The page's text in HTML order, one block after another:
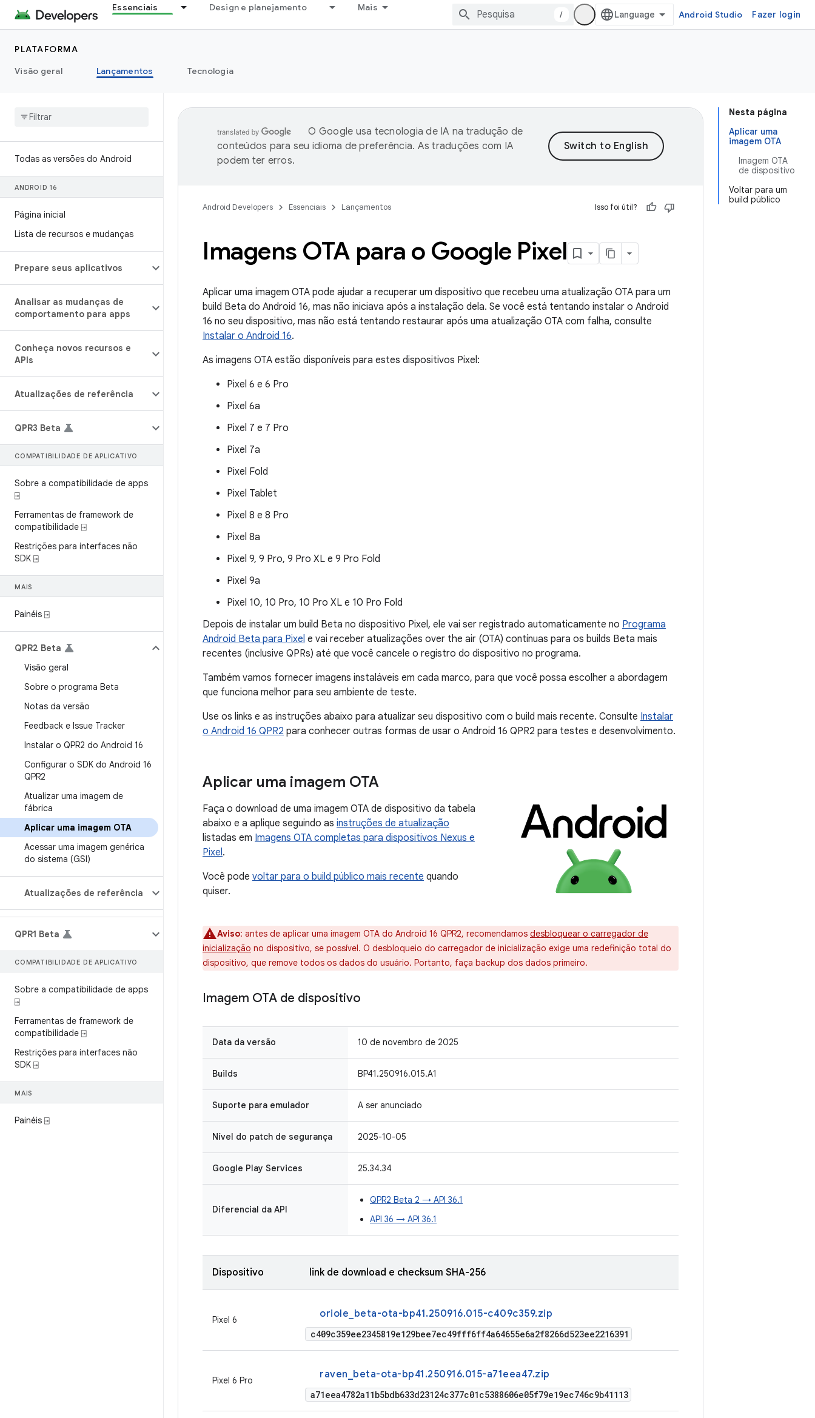
Essenciais Design e planejamento Mais
/ Android Studio Fazer login
PLATAFORMA
Visão geral
Lançamentos Tecnologia
Todas as versões do Android
ANDROID 16
Página inicial
Lista de recursos e mudanças
Prepare seus aplicativos
Analisar as mudanças de
comportamento para apps
Conheça novos recursos e
APIs
Atualizações de referência
QPR3 Beta
COMPATIBILIDADE DE APLICATIVO
Sobre a compatibilidade de apps
⍈
Ferramentas de framework de
compatibilidade ⍈
Restrições para interfaces não
SDK ⍈
MAIS
Painéis ⍈
QPR2 Beta
Visão geral
Sobre o programa Beta
Notas da versão
Feedback e Issue Tracker
Instalar o QPR2 do Android 16
Configurar o SDK do Android 16
QPR2
Atualizar uma imagem de
fábrica
Aplicar uma imagem OTA
Acessar uma imagem genérica
do sistema (GSI)
Atualizações de referência
QPR1 Beta
COMPATIBILIDADE DE APLICATIVO
Sobre a compatibilidade de apps
⍈
Ferramentas de framework de
compatibilidade ⍈
Restrições para interfaces não
SDK ⍈
MAIS
Painéis ⍈
Nesta página
Aplicar uma
imagem OTA
Imagem OTA
de dispositivo
Voltar para um
build público
O Google usa tecnologia de IA na tradução de
conteúdos para seu idioma de preferência. As traduções com IA
podem ter erros.
Android Developers Essenciais Lançamentos Isso foi útil?
Imagens OTA para o Google Pixel
Aplicar uma imagem OTA pode ajudar a recuperar um dispositivo que recebeu uma atualização OTA para um
build Beta do Android 16, mas não iniciava após a instalação dela. Se você está tentando instalar o Android
16 no seu dispositivo, mas não está tentando restaurar após uma atualização OTA com falha, consulte
Instalar o Android 16.
As imagens OTA estão disponíveis para estes dispositivos Pixel:
Pixel 6 e 6 Pro
Pixel 6a
Pixel 7 e 7 Pro
Pixel 7a
Pixel Fold
Pixel Tablet
Pixel 8 e 8 Pro
Pixel 8a
Pixel 9, 9 Pro, 9 Pro XL e 9 Pro Fold
Pixel 9a
Pixel 10, 10 Pro, 10 Pro XL e 10 Pro Fold
Depois de instalar um build Beta no dispositivo Pixel, ele vai ser registrado automaticamente no Programa
Android Beta para Pixel e vai receber atualizações over the air (OTA) contínuas para os builds Beta mais
recentes (inclusive QPRs) até que você cancele o registro do dispositivo no programa.
Também vamos fornecer imagens instaláveis em cada marco, para que você possa escolher a abordagem
que funciona melhor para seu ambiente de teste.
Use os links e as instruções abaixo para atualizar seu dispositivo com o build mais recente. Consulte Instalar
o Android 16 QPR2 para conhecer outras formas de usar o Android 16 QPR2 para testes e desenvolvimento.
Aplicar uma imagem OTA
Faça o download de uma imagem OTA de dispositivo da tabela
abaixo e a aplique seguindo as instruções de atualização
listadas em Imagens OTA completas para dispositivos Nexus e
Pixel.
Você pode voltar para o build público mais recente quando
quiser.
Aviso: antes de aplicar uma imagem OTA do Android 16 QPR2, recomendamos desbloquear o carregador de
inicialização no dispositivo, se possível. O desbloqueio do carregador de inicialização exige uma redefinição total do
dispositivo, que remove todos os dados do usuário. Portanto, faça backup dos dados primeiro.
Imagem OTA de dispositivo
Data da versão 10 de novembro de 2025
Builds BP41.250916.015.A1
Suporte para emulador A ser anunciado
Nível do patch de segurança 2025-10-05
Google Play Services 25.34.34
Diferencial da API
QPR2 Beta 2 → API 36.1
API 36 → API 36.1
Dispositivo link de download e checksum SHA-256
Pixel 6 oriole_beta-ota-bp41.250916.015-c409c359.zip
c409c359ee2345819e129bee7ec49fff6ff4a64655e6a2f8266d523ee2216391
Pixel 6 Pro raven_beta-ota-bp41.250916.015-a71eea47.zip
a71eea4782a11b5bdb633d23124c377c01c5388606e05f79e19ec746c9b41113